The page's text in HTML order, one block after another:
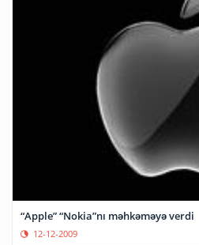
“Apple” “Nokia”nı məhkəməyə verdi
12-12-2009